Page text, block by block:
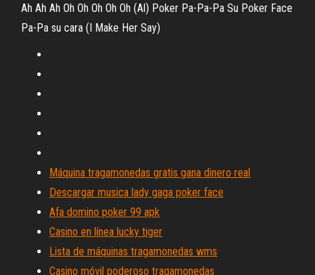
Ah Ah Ah Oh Oh Oh Oh Oh (Al) Poker Pa-Pa-Pa Su Poker Face
Pa-Pa su cara (I Make Her Say)
Máquina tragamonedas gratis gana dinero real
Descargar musica lady gaga poker face
Afa domino poker 99 apk
Casino en línea lucky tiger
Lista de máquinas tragamonedas wms
Casino móvil poderoso tragamonedas